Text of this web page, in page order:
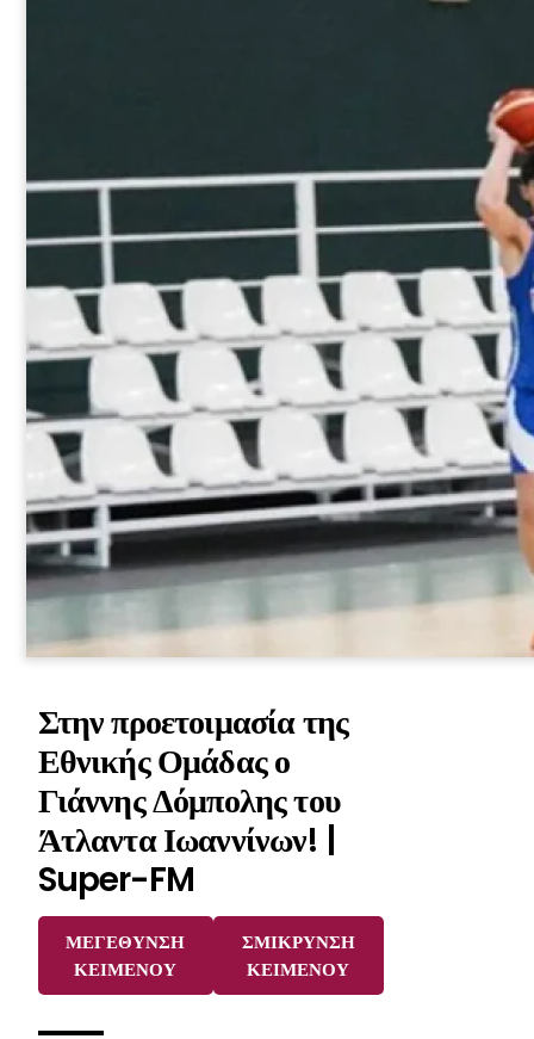
Στην προετοιμασία της
Εθνικής Ομάδας ο
Γιάννης Δόμπολης του
Άτλαντα Ιωαννίνων! |
Super-FM
ΜΕΓΕΘΥΝΣΗ
ΚΕΙΜΕΝΟΥ
ΣΜΙΚΡΥΝΣΗ
ΚΕΙΜΕΝΟΥ